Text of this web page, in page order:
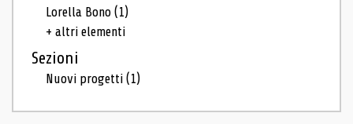
Lorella Bono(1)
+ altri elementi
Sezioni
Nuovi progetti(1)